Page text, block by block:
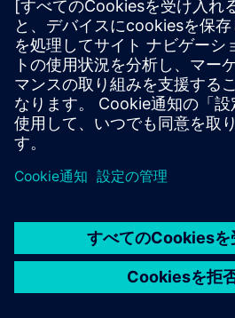
世界各地の事業拠点
サポート・センター
ご意見・ご要望
違法コピーの連絡先
© Siemens2026
タル・ミレニアム著作権法 (DMCA)